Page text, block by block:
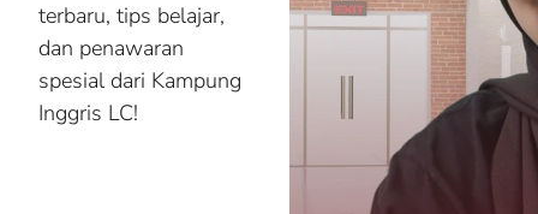
terbaru, tips belajar,
dan penawaran
spesial dari Kampung
Inggris LC!